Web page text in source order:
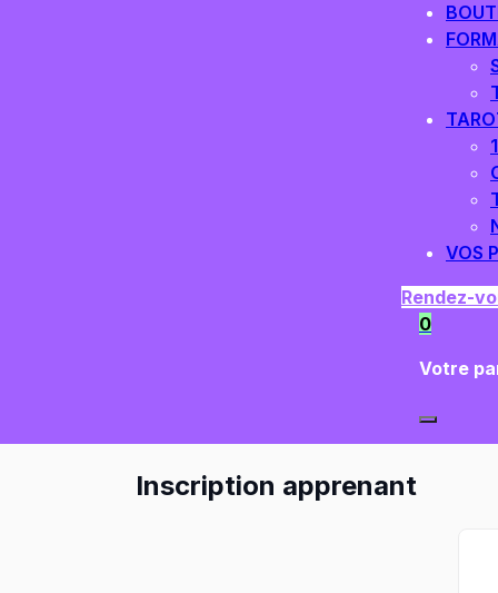
VOS
Rendez-
0
Votre
Inscription apprenant